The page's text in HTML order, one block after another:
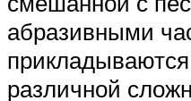
абразивными
различной